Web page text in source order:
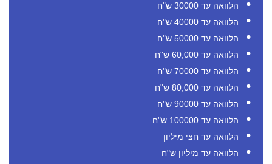
הלוואה עד 30000 ש"ח
הלוואה עד 40000 ש"ח
הלוואה עד 50000 ש"ח
הלוואה עד 60,000 ש"ח
הלוואה עד 70000 ש"ח
הלוואה עד 80,000 ש"ח
הלוואה עד 90000 ש"ח
הלוואה עד 100000 ש"ח
הלוואה עד חצי מיליון
הלוואה עד מיליון ש"ח